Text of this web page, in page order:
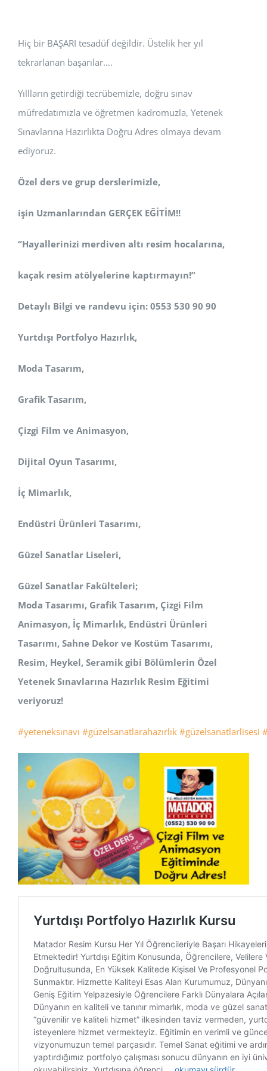
Hiç bir BAŞARI tesadüf değildir. Üstelik her yıl
tekrarlanan başarılar….
Yıllların getirdiği tecrübemizle, doğru sınav
müfredatımızla ve öğretmen kadromuzla, Yetenek
Sınavlarına Hazırlıkta Doğru Adres olmaya devam
ediyoruz.
Özel ders ve grup derslerimizle,
işin Uzmanlarından GERÇEK EĞİTİM!!
“Hayallerinizi merdiven altı resim hocalarına,
kaçak resim atölyelerine kaptırmayın!”
Detaylı Bilgi ve randevu için: 0553 530 90 90
Yurtdışı Portfolyo Hazırlık,
Moda Tasarım,
Grafik Tasarım,
Çizgi Film ve Animasyon,
Dijital Oyun Tasarımı,
İç Mimarlık,
Endüstri Ürünleri Tasarımı,
Güzel Sanatlar Liseleri,
Güzel Sanatlar Fakülteleri;
Moda Tasarımı, Grafik Tasarım, Çizgi Film
Animasyon, İç Mimarlık, Endüstri Ürünleri
Tasarımı, Sahne Dekor ve Kostüm Tasarımı,
Resim, Heykel, Seramik gibi Bölümlerin Özel
Yetenek Sınavlarına Hazırlık Resim Eğitimi
veriyoruz!
#yeteneksınavı #güzelsanatlarahazırlık #güzelsanatlarlisesi